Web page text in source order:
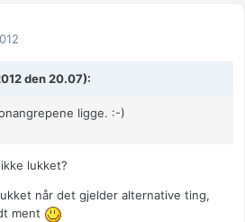
den 20.07):
ligge. :-)
lukket?
når det gjelder alternative ting,
ment